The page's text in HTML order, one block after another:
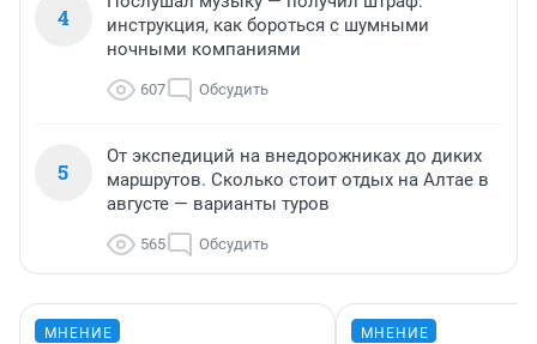
4
инструкция, как бороться с шумными
ночными компаниями
607 Обсудить
5
От экспедиций на внедорожниках до диких
маршрутов. Сколько стоит отдых на Алтае в
августе — варианты туров
565 Обсудить
МНЕНИЕ МНЕНИЕ